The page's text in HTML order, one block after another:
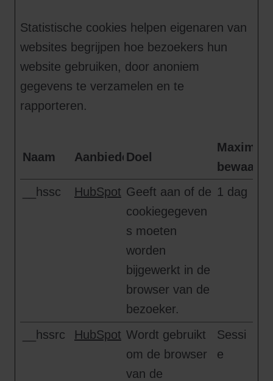
Statistische cookies helpen eigenaren van
websites begrijpen hoe bezoekers hun
website gebruiken, door anoniem
gegevens te verzamelen en te
rapporteren.
Naam AanbiederDoel
Maximale
__hssc
HubSpot Geeft aan of de
cookiegegeven
s moeten
worden
bijgewerkt in de
browser van de
bezoeker.
1 dag
__hssrc HubSpot Wordt gebruikt
om de browser
van de
Sessi
e